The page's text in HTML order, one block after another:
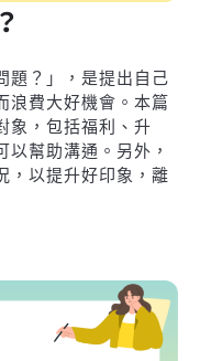
題？」，是提出自己
浪費大好機會。本篇
象，包括福利、升
幫助溝通。另外，
，以提升好印象，離